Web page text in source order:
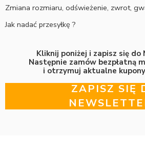
Zmiana rozmiaru, odświeżenie, zwrot,
Jak nadać przesyłkę ?
Kliknij poniżej i zapisz się
Następnie zamów bezpłatną
i otrzymuj aktualne
ZAPISZ SIĘ